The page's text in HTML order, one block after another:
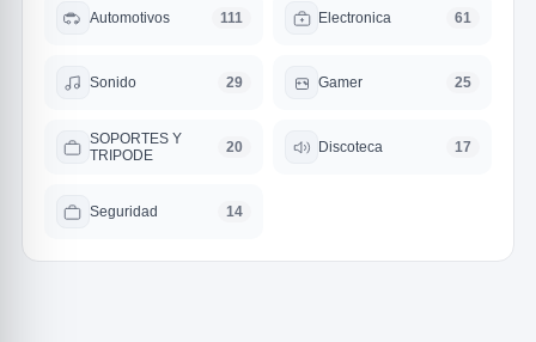
Automotivos 111 Electronica 61
Sonido 29 Gamer 25
SOPORTES Y
TRIPODE
20 Discoteca 17
Seguridad 14